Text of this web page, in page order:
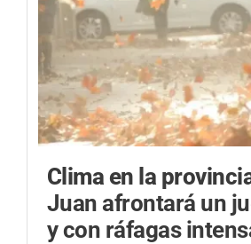
Clima en la
Juan afrontará un
y con ráfagas